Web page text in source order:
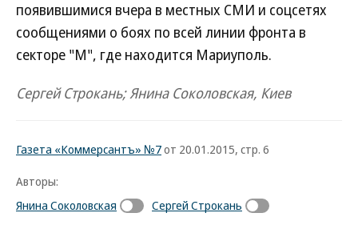
появившимися вчера в местных СМИ и соцсетях
сообщениями о боях по всей линии фронта в
секторе "М", где находится Мариуполь.
Сергей Строкань; Янина Соколовская, Киев
Газета «Коммерсантъ» №7от 20.01.2015, стр. 6
Авторы:
Янина Соколовская
Сергей Строкань